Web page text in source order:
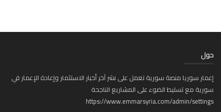
سوريا منصة سورية تعمل على نشر آخر أخبار الاستثمار وإعادة الإعمار في
مع تسليط الضوء على المشاريع الناجحة
https://www.emmarsyria.com/admin/